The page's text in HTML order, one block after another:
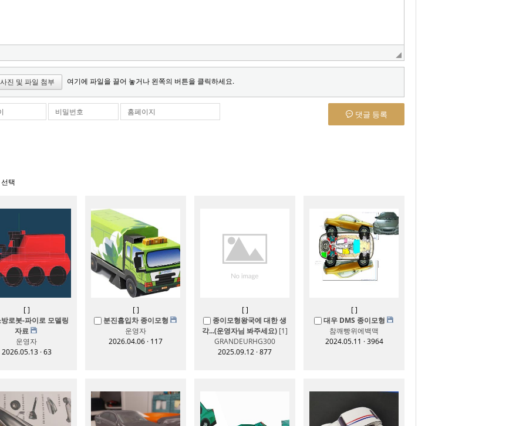
진 및 파일 첨부 여기에 파일을 끌어 놓거나 왼쪽의 버튼을 클릭하세요.
비밀번호 홈페이지 댓글 등록
택
[]
로봇-파이로 모델링
자료
운영자
2026.05.13 · 63
[]
분진흡입차 종이모형
운영자
2026.04.06 · 117
[]
종이모형왕국에 대한 생
각...(운영자님 봐주세요) [1]
GRANDEURHG300
2025.09.12 · 877
[]
대우 DMS 종이모형
참깨빵위에백맥
2024.05.11 · 3964